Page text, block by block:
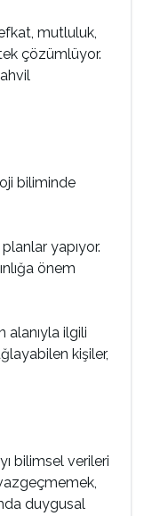
mutluluk,
çözümlüyor.
biliminde
yapıyor.
önem
alanıyla ilgili
kişiler,
bilimsel verileri
duygusal